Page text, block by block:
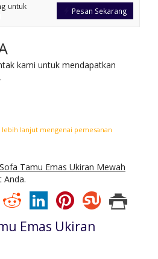
Pesan Sekarang
untuk
kami untuk mendapatkan
lanjut mengenai pemesanan
Sofa Tamu Emas Ukiran Mewah
Anda.
Emas Ukiran